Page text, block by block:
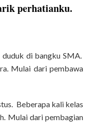
perhatianku.
duduk di bangku SMA.
Mulai dari pembawa
Beberapa kali kelas
Mulai dari pembagian